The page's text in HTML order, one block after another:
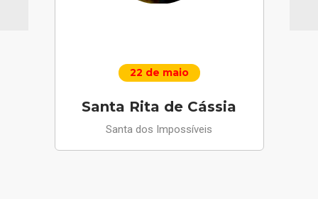
22 de maio
Santa Rita de Cássia
Santa dos Impossíveis